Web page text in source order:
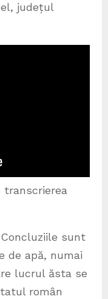
județul
transcrierea
Concluziile sunt
de apă, numai
lucrul ăsta se
român